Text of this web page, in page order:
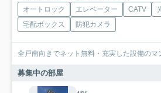
オートロック エレベーター CATV
宅配ボックス
防犯カメラ
全戸南向きでネット無料・充実した設備のマ
募集中の部屋